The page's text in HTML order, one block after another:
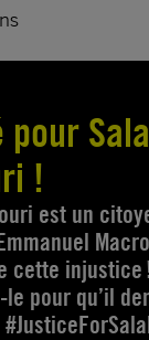
pour
!
est un
cette injustice
pour qu’il